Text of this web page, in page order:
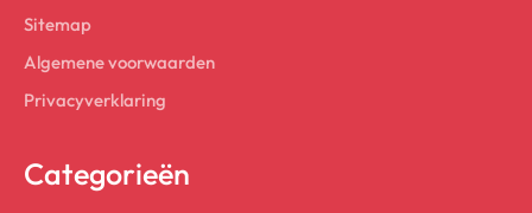
Sitemap
Algemene voorwaarden
Privacyverklaring
Categorieën